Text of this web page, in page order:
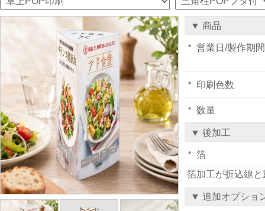
▼ 商品
営業日/製作期間
印刷色数
数量
▼ 後加工
箔
箔加工が折込線
▼ 追加オプショ